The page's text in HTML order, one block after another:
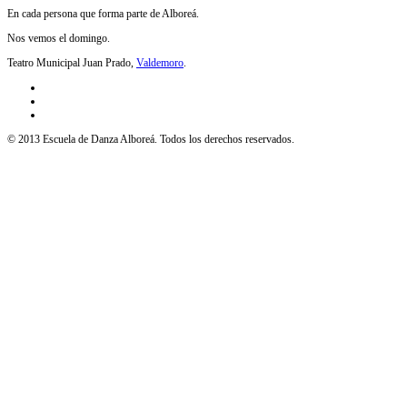
En cada persona que forma parte de Alboreá.
Nos vemos el domingo.
Teatro Municipal Juan Prado, Valdemoro.
© 2013 Escuela de Danza Alboreá. Todos los derechos reservados.